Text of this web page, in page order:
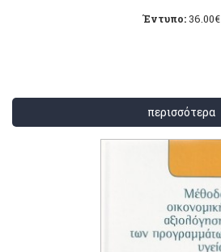
Έντυπο: 36.00€
περισσότερα